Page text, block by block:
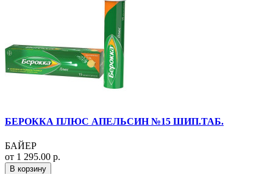
БЕРОККА ПЛЮС АПЕЛЬСИН №15 ШИП.ТАБ.
БАЙЕР
от 1 295.00 р.
В корзину